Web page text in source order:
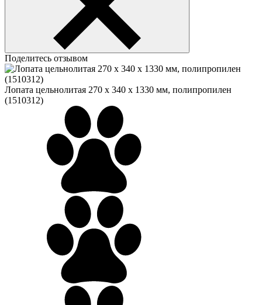
Поделитесь отзывом
Лопата цельнолитая 270 х 340 х 1330 мм, полипропилен
(1510312)